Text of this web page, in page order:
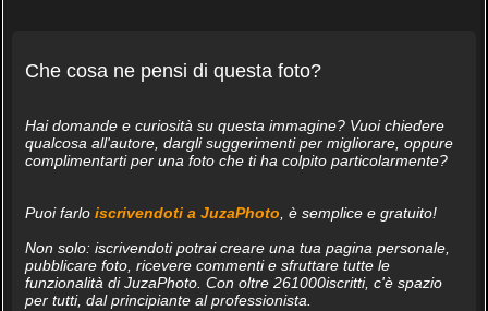
Che cosa ne pensi di questa foto?
Hai domande e curiosità su questa immagine? Vuoi chiedere
qualcosa all'autore, dargli suggerimenti per migliorare, oppure
complimentarti per una foto che ti ha colpito particolarmente?
Puoi farlo iscrivendoti a JuzaPhoto, è semplice e gratuito!
Non solo: iscrivendoti potrai creare una tua pagina personale,
pubblicare foto, ricevere commenti e sfruttare tutte le
funzionalità di JuzaPhoto. Con oltre 261000iscritti, c'è spazio
per tutti, dal principiante al professionista.